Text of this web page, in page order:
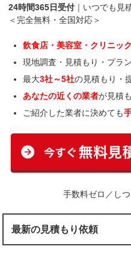
24時間365日受付 ｜いつでも見
＜完全無料・全国対応＞
飲食店・美容室・クリニッ
現地調査・見積もり・プラ
最大3社～5社の見積もり・
あなたの近くの業者が見積
ご紹介した業者に決めても
手数料ゼロ／し
最新の見積もり依頼